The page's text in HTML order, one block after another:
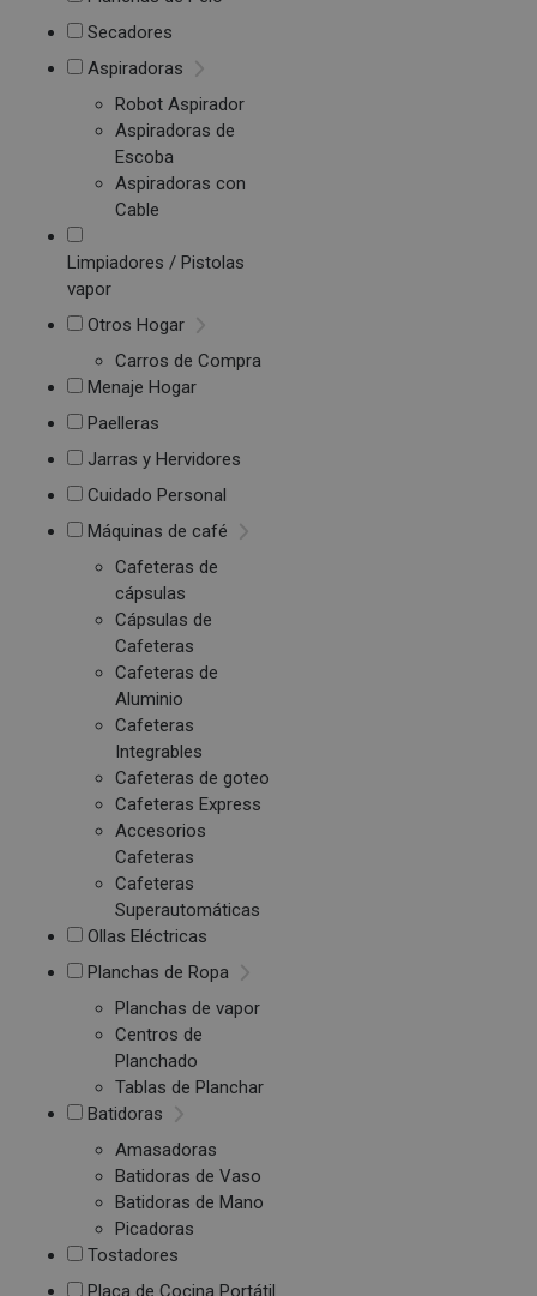
Secadores
Aspiradoras
Robot Aspirador
Aspiradoras de
Escoba
Aspiradoras con
Cable
Limpiadores / Pistolas
vapor
Otros Hogar
Carros de Compra
Menaje Hogar
Paelleras
Jarras y Hervidores
Cuidado Personal
Máquinas de café
Cafeteras de
cápsulas
Cápsulas de
Cafeteras
Cafeteras de
Aluminio
Cafeteras
Integrables
Cafeteras de goteo
Cafeteras Express
Accesorios
Cafeteras
Cafeteras
Superautomáticas
Ollas Eléctricas
Planchas de Ropa
Planchas de vapor
Centros de
Planchado
Tablas de Planchar
Batidoras
Amasadoras
Batidoras de Vaso
Batidoras de Mano
Picadoras
Tostadores
Placa de Cocina Portátil